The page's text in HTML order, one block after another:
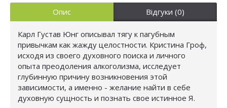
Опис Відгуки (0)
Карл Густав Юнг описывал тягу к пагубным
привычкам как жажду целостности. Кристина Гроф,
исходя из своего духовного поиска и личного
опыта преодоления алкоголизма, исследует
глубинную причину возникновения этой
зависимости, а именно - желание найти в себе
духовную сущность и познать свое истинное Я.